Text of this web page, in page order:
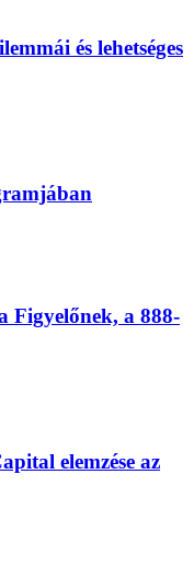
és lehetséges
Figyelőnek, a 888-
elemzése az